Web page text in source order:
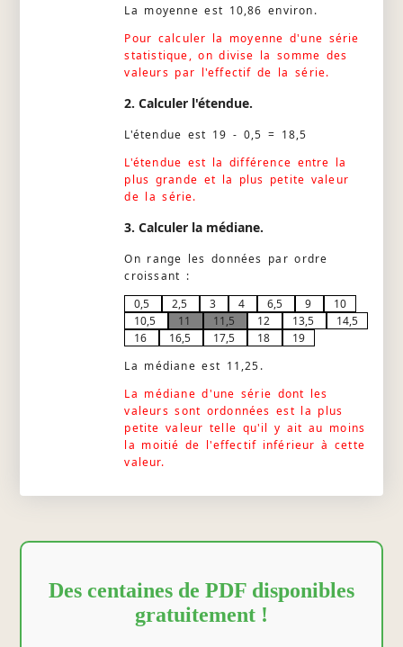
La moyenne est 10,86 environ.
Pour calculer la moyenne d'une série
statistique, on divise la somme des
valeurs par l'effectif de la série.
2. Calculer l'étendue.
L'étendue est 19 - 0,5 = 18,5
L'étendue est la différence entre la
plus grande et la plus petite valeur
de la série.
3. Calculer la médiane.
On range les données par ordre
croissant :
0,5
2,5 3 4 6,5 9
10
10,5
11 11,5 12 13,5
14,5
16
16,5 17,5 18
19
La médiane est 11,25.
La médiane d'une série dont les
valeurs sont ordonnées est la plus
petite valeur telle qu'il y ait au moins
la moitié de l'effectif inférieur à cette
valeur.
Des centaines de PDF disponibles
gratuitement !